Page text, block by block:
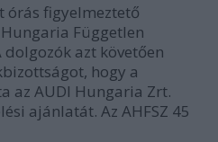
órás figyelmeztető
Független
dolgozók azt követően
hogy a
az AUDI Hungaria Zrt.
ajánlatát. Az AHFSZ 45